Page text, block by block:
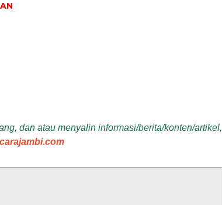
dan atau menyalin informasi/berita/konten/artikel,